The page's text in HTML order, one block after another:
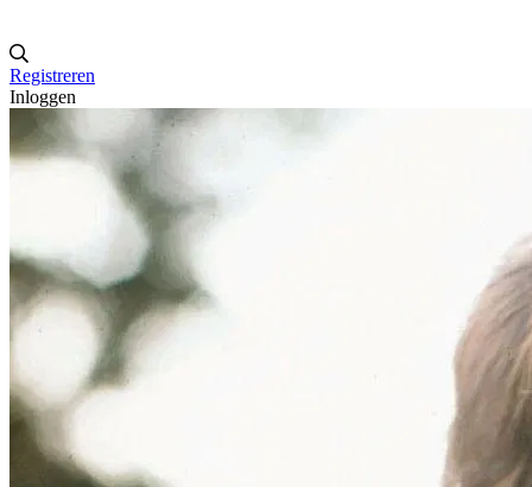
Registreren
Inloggen